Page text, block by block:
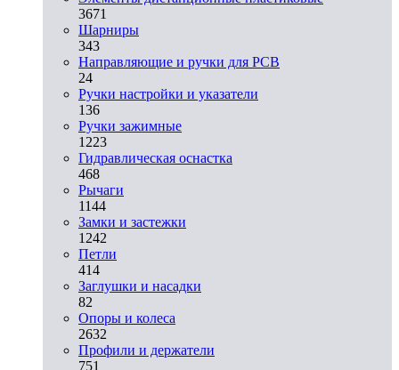
3671
Шарниры
343
Направляющие и ручки для PCB
24
Ручки настройки и указатели
136
Ручки зажимные
1223
Гидравлическая оснастка
468
Рычаги
1144
Замки и застежки
1242
Петли
414
Заглушки и насадки
82
Опоры и колеса
2632
Профили и держатели
751